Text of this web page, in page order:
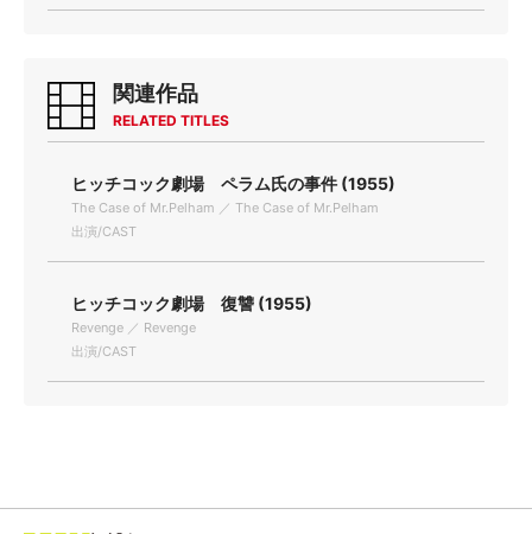
関連作品
RELATED TITLES
ヒッチコック劇場 ペラム氏の事件 (1955)
The Case of Mr.Pelham ／ The Case of Mr.Pelham
出演/CAST
ヒッチコック劇場 復讐 (1955)
Revenge ／ Revenge
出演/CAST